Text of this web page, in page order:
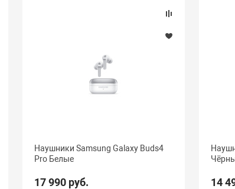
Наушники Samsung Galaxy Buds4
Pro Белые
17 990 руб. 14